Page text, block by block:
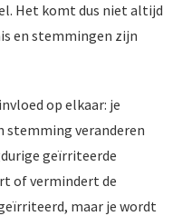
Het komt dus niet altijd
en stemmingen zijn
op elkaar: je
stemming veranderen
geïrriteerde
of vermindert de
maar je wordt